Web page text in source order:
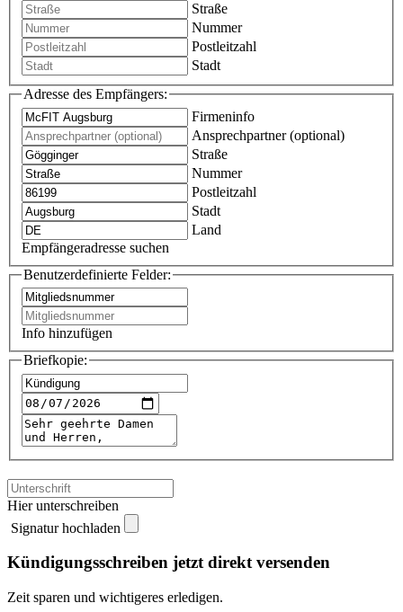
Straße
Nummer
Postleitzahl
Stadt
Adresse des Empfängers:
Firmeninfo
Ansprechpartner (optional)
Straße
Nummer
Postleitzahl
Stadt
Land
Empfängeradresse suchen
Benutzerdefinierte Felder:
Info hinzufügen
Briefkopie:
Hier unterschreiben
Signatur hochladen
Kündigungsschreiben jetzt direkt versenden
Zeit sparen und wichtigeres erledigen.